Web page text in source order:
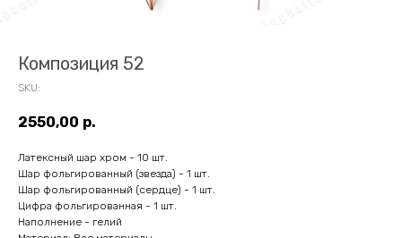
Композиция 52
SKU:
2550,00 р.
Латексный шар хром - 10 шт.
Шар фольгированный (звезда) - 1 шт.
Шар фольгированный (сердце) - 1 шт.
Цифра фольгированная - 1 шт.
Наполнение - гелий